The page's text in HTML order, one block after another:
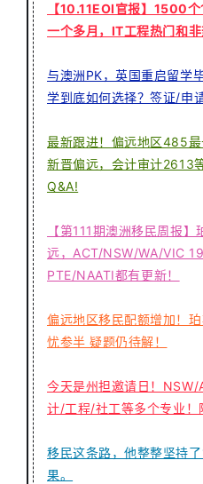
【10.11EOI官报】1500
一个多月，IT工程热门和
与澳洲PK，英国重启留学
学到底如何选择？签证/申
最新跟进！偏远地区485
新晋偏远，会计审计2613
Q&A!
【第111期澳洲移民周报
远，ACT/NSW/WA/VIC
PTE/NAATI都有更新！
偏远地区移民配额增加！
忧参半 疑题仍待解！
今天是州担邀请日！
计/工程/社工等多个专业！
移民这条路，他整整坚持
果。